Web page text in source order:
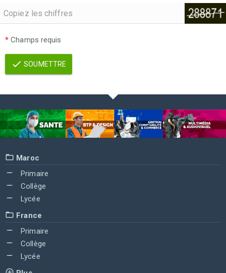
* Champs requis
SOUMETTRE
Maroc
Primaire
Collège
Lycée
France
Primaire
Collège
Lycée